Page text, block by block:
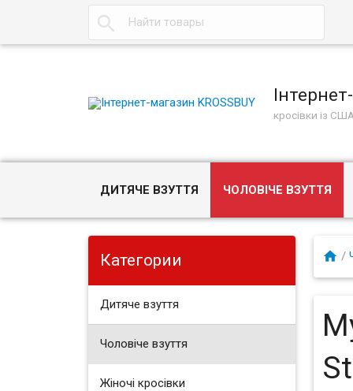
кросівки із США
ДИТЯЧЕ ВЗУТТЯ ЧОЛОВІЧЕ ВЗУТТЯ
Категории
Дитяче взуття
Чоловіче взуття
Жіночі кросівки
/